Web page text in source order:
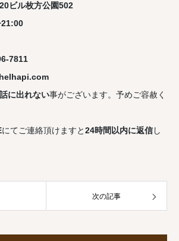
ビル枚方公園502
7811
に出れない事がございます。予めご容赦く
にてご連絡頂けますと24時間以内に返信し
次の記事